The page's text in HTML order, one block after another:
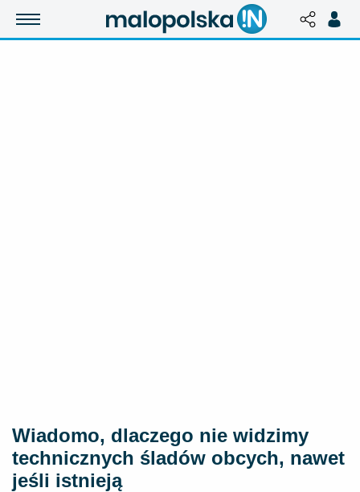
Wiadomo, dlaczego nie widzimy
technicznych śladów obcych, nawet
jeśli istnieją